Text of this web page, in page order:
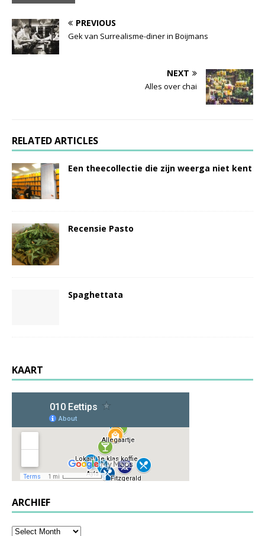
PREVIOUS
Gek van Surrealisme-diner in Boijmans
NEXT
Alles over chai
RELATED ARTICLES
Een theecollectie die zijn weerga niet kent
Recensie Pasto
Spaghettata
KAART
ARCHIEF